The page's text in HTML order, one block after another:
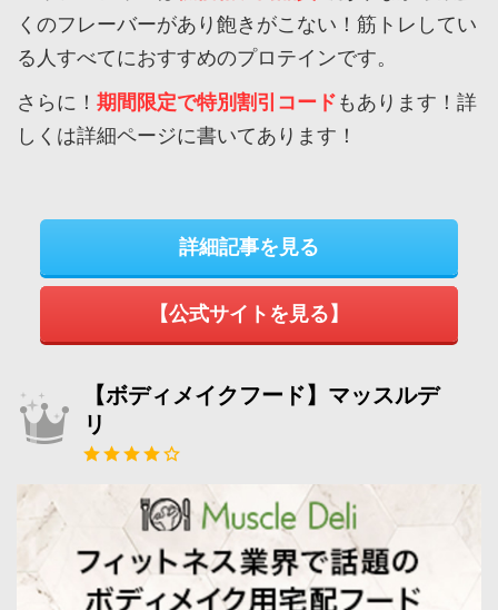
くのフレーバーがあり飽きがこない！筋トレしてい
る人すべてにおすすめのプロテインです。
さらに！ 期間限定で特別割引コードもあります！詳
しくは詳細ページに書いてあります！
詳細記事を見る
【公式サイトを見る】
【ボディメイクフード】マッスルデ
リ